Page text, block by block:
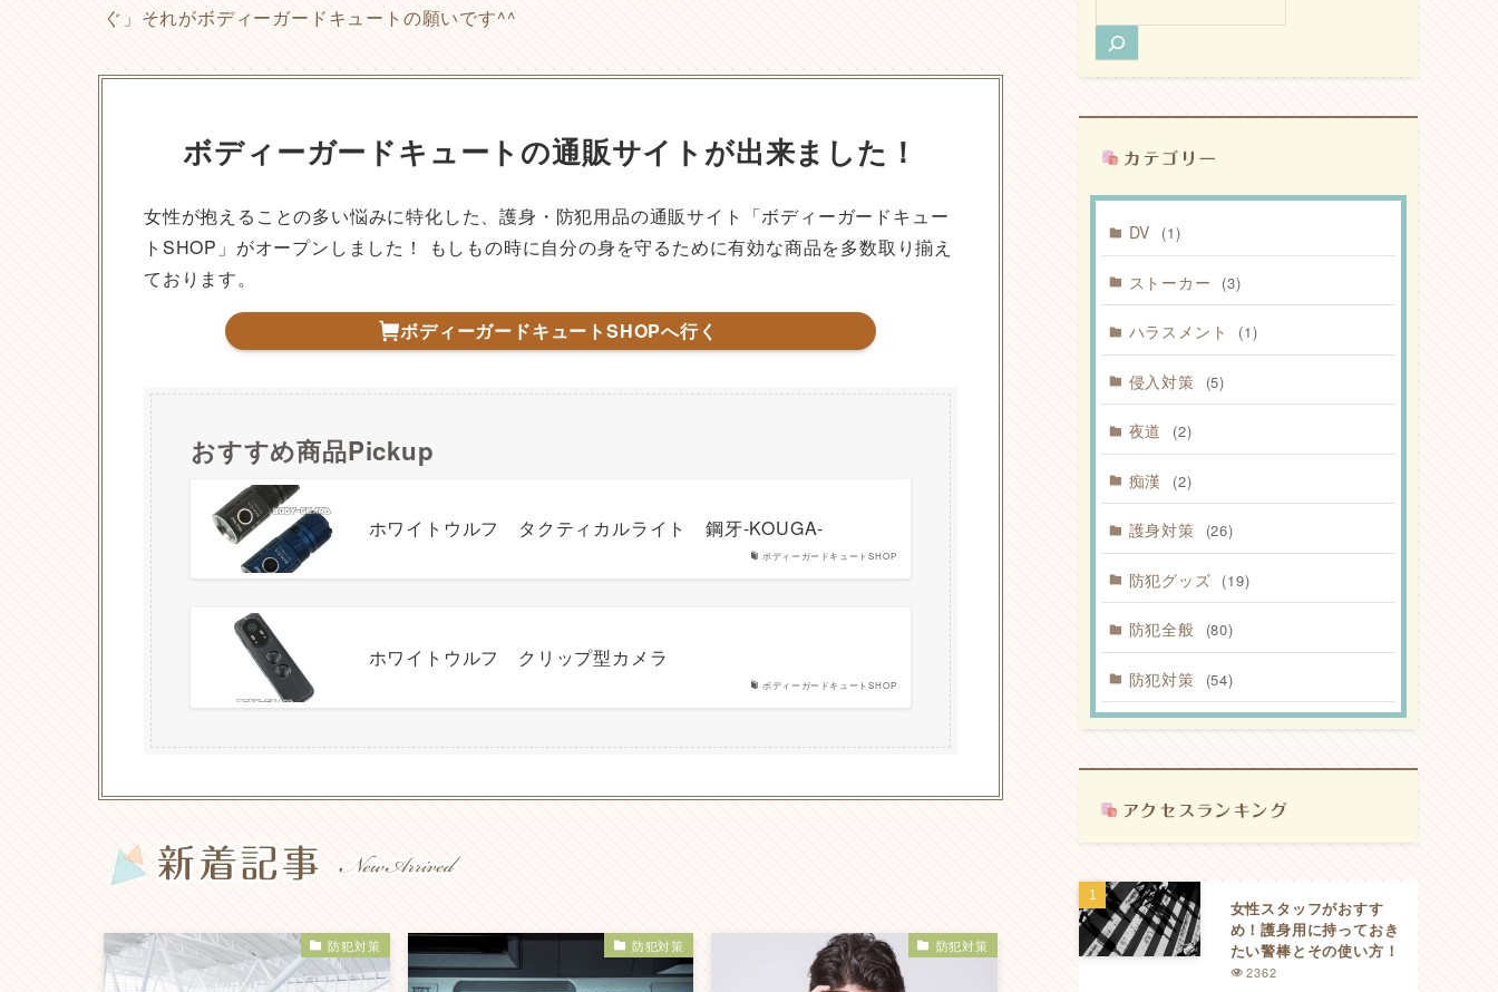
ぐ」それがボディーガードキュートの願いです^^
ボディーガードキュートの通販サイトが出来ました！
女性が抱えることの多い悩みに特化した、護身・防犯用品の通販サイト「ボディーガードキュー
トSHOP」がオープンしました！ もしもの時に自分の身を守るために有効な商品を多数取り揃え
ております。
ボディーガードキュートSHOPへ行く
おすすめ商品Pickup
ボディーガードキュートSHOP
ホワイトウルフ タクティカルライト 鋼牙-KOUGA-
ボディーガードキュートSHOP
ホワイトウルフ クリップ型カメラ
防犯対策 防犯対策 防犯対策
索
DV (1)
ストーカー (3)
ハラスメント (1)
侵入対策 (5)
夜道 (2)
痴漢 (2)
護身対策 (26)
防犯グッズ (19)
防犯全般 (80)
防犯対策 (54)
女性スタッフがおすす
め！護身用に持っておき
たい警棒とその使い方！
2362